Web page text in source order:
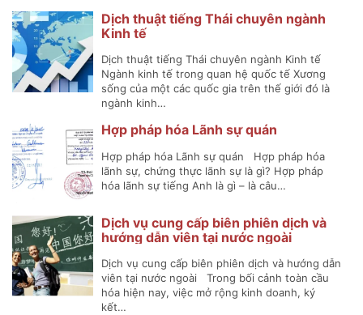
Dịch thuật tiếng Thái chuyên ngành
Kinh tế
Dịch thuật tiếng Thái chuyên ngành Kinh tế
Ngành kinh tế trong quan hệ quốc tế Xương
sống của một các quốc gia trên thế giới đó là
ngành kinh…
Hợp pháp hóa Lãnh sự quán
Hợp pháp hóa Lãnh sự quán Hợp pháp hóa
lãnh sự, chứng thực lãnh sự là gì? Hợp pháp
hóa lãnh sự tiếng Anh là gì – là câu…
Dịch vụ cung cấp biên phiên dịch và
hướng dẫn viên tại nước ngoài
Dịch vụ cung cấp biên phiên dịch và hướng dẫn
viên tại nước ngoài Trong bối cảnh toàn cầu
hóa hiện nay, việc mở rộng kinh doanh, ký
kết…